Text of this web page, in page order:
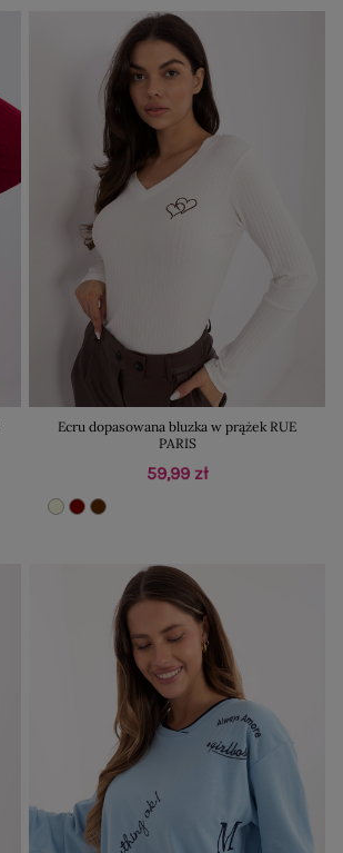
Ecru dopasowana bluzka w prążek RUE
PARIS
59,99 zł